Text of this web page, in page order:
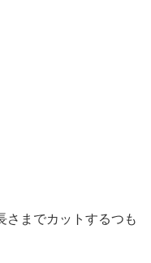
さまでカットするつも